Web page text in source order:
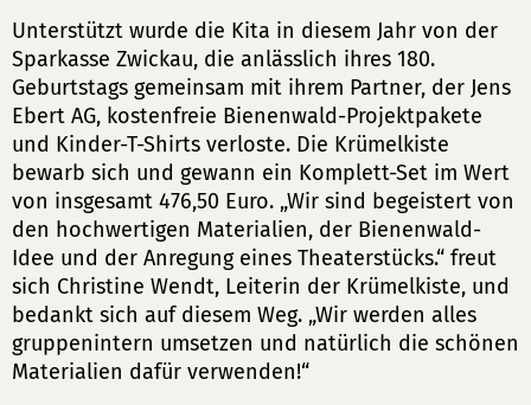
Unterstützt wurde die Kita in diesem Jahr von der
Sparkasse Zwickau, die anlässlich ihres 180.
Geburtstags gemeinsam mit ihrem Partner, der Jens
Ebert AG, kostenfreie Bienenwald-Projektpakete
und Kinder-T-Shirts verloste. Die Krümelkiste
bewarb sich und gewann ein Komplett-Set im Wert
von insgesamt 476,50 Euro. „Wir sind begeistert von
den hochwertigen Materialien, der Bienenwald-
Idee und der Anregung eines Theaterstücks.“ freut
sich Christine Wendt, Leiterin der Krümelkiste, und
bedankt sich auf diesem Weg. „Wir werden alles
gruppenintern umsetzen und natürlich die schönen
Materialien dafür verwenden!“